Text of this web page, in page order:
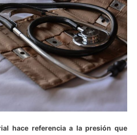
hace referencia a la presión que